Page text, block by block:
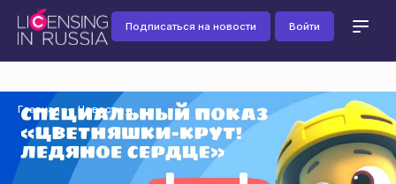
Подписаться на новости Войти
Главная Новости